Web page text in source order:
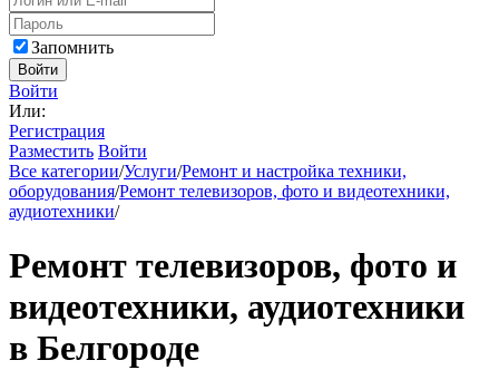
Запомнить
Войти
Войти
Или:
Регистрация
Разместить Войти
Все категории/Услуги/Ремонт и настройка техники,
оборудования/Ремонт телевизоров, фото и видеотехники,
аудиотехники/
Ремонт телевизоров, фото и
видеотехники, аудиотехники
в Белгороде